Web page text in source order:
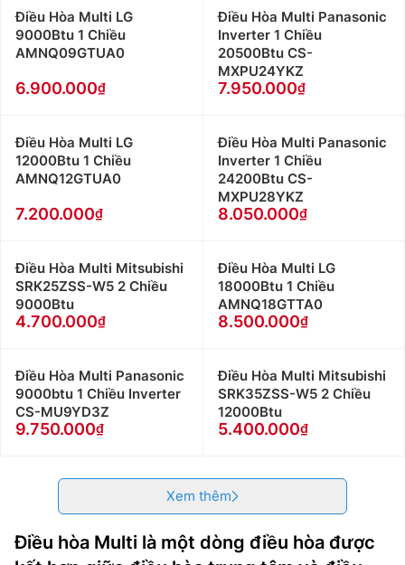
Điều Hòa Multi LG
9000Btu 1 Chiều
AMNQ09GTUA0
6.900.000
Điều Hòa Multi Panasonic
Inverter 1 Chiều
20500Btu CS-
MXPU24YKZ
7.950.000
Điều Hòa Multi LG
12000Btu 1 Chiều
AMNQ12GTUA0
7.200.000
Điều Hòa Multi Panasonic
Inverter 1 Chiều
24200Btu CS-
MXPU28YKZ
8.050.000
Điều Hòa Multi Mitsubishi
SRK25ZSS-W5 2 Chiều
9000Btu
4.700.000
Điều Hòa Multi LG
18000Btu 1 Chiều
AMNQ18GTTA0
8.500.000
Điều Hòa Multi Panasonic
9000btu 1 Chiều Inverter
CS-MU9YD3Z
9.750.000
Điều Hòa Multi Mitsubishi
SRK35ZSS-W5 2 Chiều
12000Btu
5.400.000
Xem thêm
Điều hòa Multi là một dòng điều hòa được